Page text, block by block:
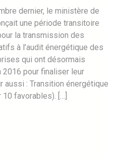
dernier, le ministère de
une période transitoire
la transmission des
à l’audit énergétique des
qui ont désormais
2016 pour finaliser leur
aussi : Transition énergétique
10 favorables). […]